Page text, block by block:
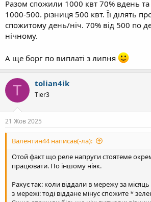
Разом спожили 1000 квт 70% вдень та
1000-500. різниця 500 квт. Її ділять
спожитому день/ніч. 70% від 500 по
нічному.
А ще борг по виплаті з липня
T tolian4ik
Tier3
21 Жов 2025
Валентин44 написав(-ла):
Отой факт що реле напруги стоятеме
працювати. По іншому ніяк.
Рахує так: коли віддали в мережу за
з мережі: тоді віддане мінус спожите *